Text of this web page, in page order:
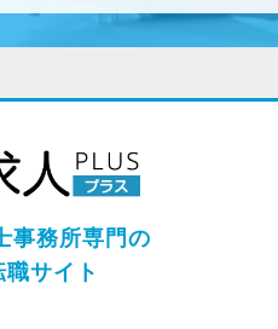
事務所専門の
サイト